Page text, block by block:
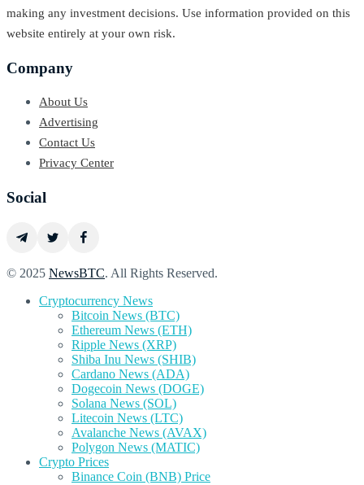
making any investment decisions. Use information provided on this
website entirely at your own risk.
Company
About Us
Advertising
Contact Us
Privacy Center
Social
© 2025 NewsBTC. All Rights Reserved.
Cryptocurrency News
Bitcoin News (BTC)
Ethereum News (ETH)
Ripple News (XRP)
Shiba Inu News (SHIB)
Cardano News (ADA)
Dogecoin News (DOGE)
Solana News (SOL)
Litecoin News (LTC)
Avalanche News (AVAX)
Polygon News (MATIC)
Crypto Prices
Binance Coin (BNB) Price